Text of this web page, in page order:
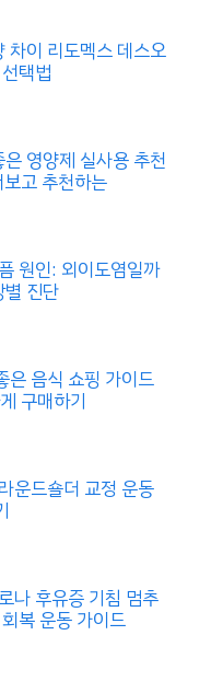
차이 리도멕스 데스오
택법
영양제 실사용 추천
고 추천하는
원인: 외이도염일까
별 진단
은 음식 쇼핑 가이드
구매하기
운드숄더 교정 운동
나 후유증 기침 멈추
복 운동 가이드